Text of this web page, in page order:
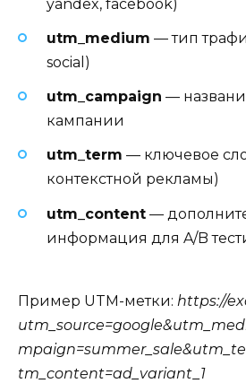
yandex, facebook)
utm_medium — тип
social)
utm_campaign —
кампании
utm_term — ключевое
контекстной рекламы)
utm_content —
информация для A/B
Пример UTM-метки: https://
tm_content=ad_variant_1